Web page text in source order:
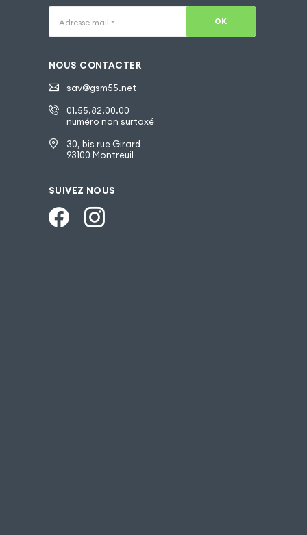
Adresse mail * OK
NOUS CONTACTER
sav@gsm55.net
01.55.82.00.00
numéro non surtaxé
30, bis rue Girard
93100 Montreuil
SUIVEZ NOUS